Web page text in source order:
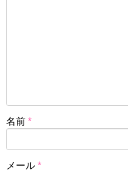
名前 *
メール *